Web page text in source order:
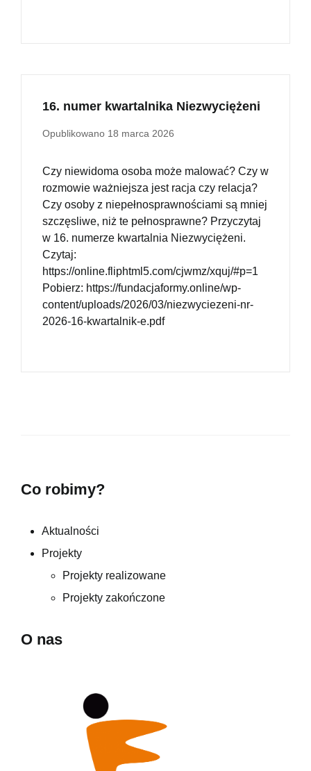
16. numer kwartalnika Niezwyciężeni
Opublikowano 18 marca 2026
Czy niewidoma osoba może malować? Czy w
rozmowie ważniejsza jest racja czy relacja?
Czy osoby z niepełnosprawnościami są mniej
szczęsliwe, niż te pełnosprawne? Przyczytaj
w 16. numerze kwartalnia Niezwyciężeni.
Czytaj:
https://online.fliphtml5.com/cjwmz/xquj/#p=1
Pobierz: https://fundacjaformy.online/wp-
content/uploads/2026/03/niezwyciezeni-nr-
2026-16-kwartalnik-e.pdf
Co robimy?
Aktualności
Projekty
Projekty realizowane
Projekty zakończone
O nas